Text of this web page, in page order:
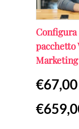
pacchetto
€67,00
€